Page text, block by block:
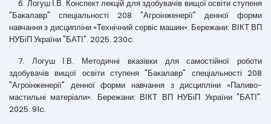
6. Логуш І.В. Конспект лекцій для здобувачів вищої освіти ступеня
"Бакалавр" спеціальності 208 "Агроінженерії" денної форми
навчання з дисципліни «Технічний сервіс машин». Бережани: ВІКТ ВП
НУБіП України "БАТІ". 2025. 230c.
7. Логуш І.В. Методичні вказівки для самостійної роботи
здобувачів вищої освіти ступеня "Бакалавр" спеціальності 208
"Агроінженерії" денної форми навчання з дисципліни «Паливо-
мастильні матеріали». Бережани: ВІКТ ВП НУБіП України "БАТІ".
2025. 91c.